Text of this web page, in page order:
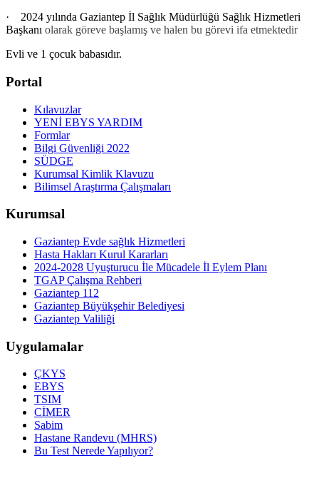
·
2024 yılında Gaziantep İl Sağlık Müdürlüğü Sağlık Hizmetleri
Başkanı olarak göreve başlamış ve halen bu görevi ifa etmektedir
Evli ve 1 çocuk babasıdır.
Portal
Kılavuzlar
YENİ EBYS YARDIM
Formlar
Bilgi Güvenliği 2022
SÜDGE
Kurumsal Kimlik Klavuzu
Bilimsel Araştırma Çalışmaları
Kurumsal
Gaziantep Evde sağlık Hizmetleri
Hasta Hakları Kurul Kararları
2024-2028 Uyuşturucu İle Mücadele İl Eylem Planı
TGAP Çalışma Rehberi
Gaziantep 112
Gaziantep Büyükşehir Belediyesi
Gaziantep Valiliği
Uygulamalar
ÇKYS
EBYS
TSIM
CİMER
Sabim
Hastane Randevu (MHRS)
Bu Test Nerede Yapılıyor?